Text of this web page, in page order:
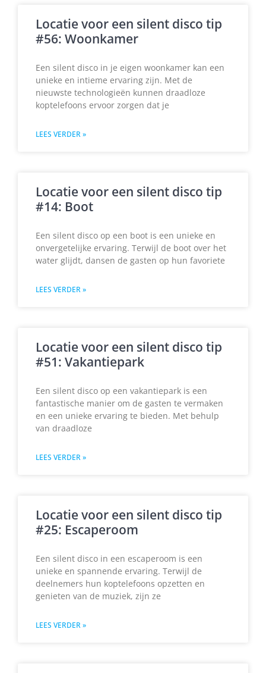
Locatie voor een silent disco tip
#56: Woonkamer
Een silent disco in je eigen woonkamer kan een
unieke en intieme ervaring zijn. Met de
nieuwste technologieën kunnen draadloze
koptelefoons ervoor zorgen dat je
LEES VERDER »
Locatie voor een silent disco tip
#14: Boot
Een silent disco op een boot is een unieke en
onvergetelijke ervaring. Terwijl de boot over het
water glijdt, dansen de gasten op hun favoriete
LEES VERDER »
Locatie voor een silent disco tip
#51: Vakantiepark
Een silent disco op een vakantiepark is een
fantastische manier om de gasten te vermaken
en een unieke ervaring te bieden. Met behulp
van draadloze
LEES VERDER »
Locatie voor een silent disco tip
#25: Escaperoom
Een silent disco in een escaperoom is een
unieke en spannende ervaring. Terwijl de
deelnemers hun koptelefoons opzetten en
genieten van de muziek, zijn ze
LEES VERDER »